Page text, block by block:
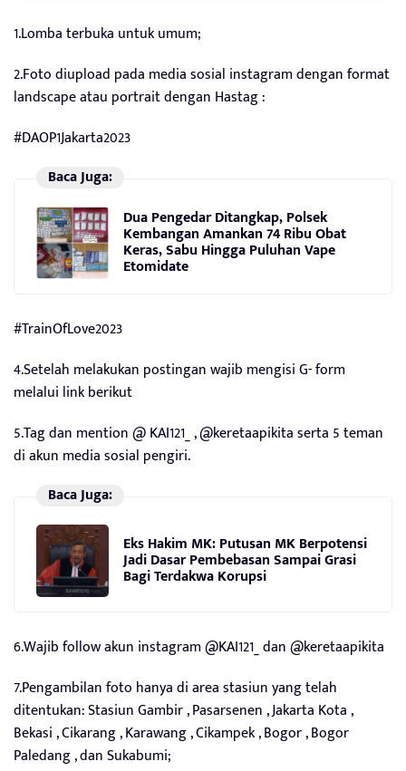
1.Lomba terbuka untuk umum;
2.Foto diupload pada media sosial instagram dengan format
landscape atau portrait dengan Hastag :
#DAOP1Jakarta2023
Baca Juga:
Dua Pengedar Ditangkap, Polsek
Kembangan Amankan 74 Ribu Obat
Keras, Sabu Hingga Puluhan Vape
Etomidate
#TrainOfLove2023
4.Setelah melakukan postingan wajib mengisi G- form
melalui link berikut
5.Tag dan mention @ KAI121_ , @keretaapikita serta 5 teman
di akun media sosial pengiri.
Baca Juga:
Eks Hakim MK: Putusan MK Berpotensi
Jadi Dasar Pembebasan Sampai Grasi
Bagi Terdakwa Korupsi
6.Wajib follow akun instagram @KAI121_ dan @keretaapikita
7.Pengambilan foto hanya di area stasiun yang telah
ditentukan: Stasiun Gambir , Pasarsenen , Jakarta Kota ,
Bekasi , Cikarang , Karawang , Cikampek , Bogor , Bogor
Paledang , dan Sukabumi;